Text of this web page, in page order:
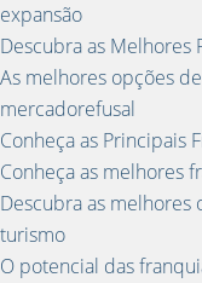
expansão
Descubra as Melhores
As melhores opções
mercadorefusal
Conheça as Principais
Conheça as melhores
Descubra as melhores
turismo
O potencial das